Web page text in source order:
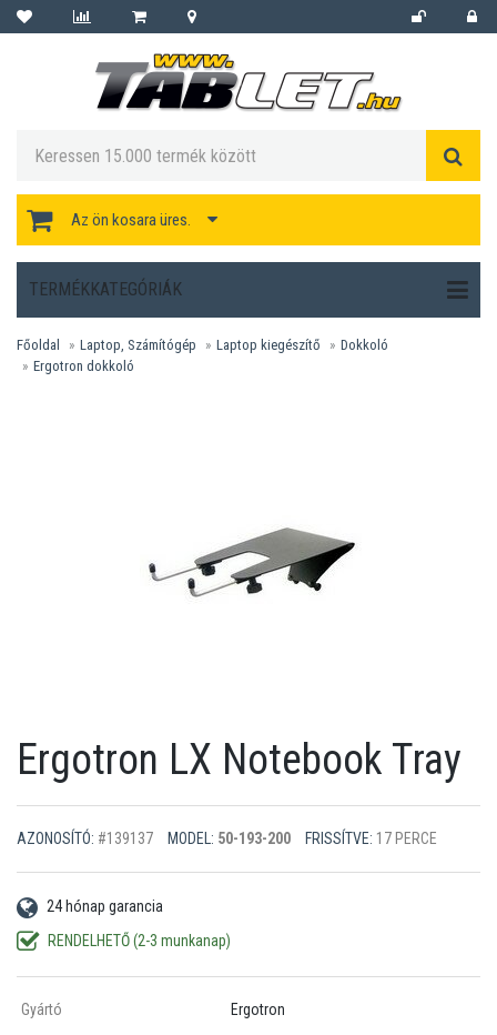
Az ön kosara üres.
TERMÉKKATEGÓRIÁK
Főoldal Laptop, Számítógép Laptop kiegészítő
Dokkoló
Ergotron dokkoló
Ergotron LX Notebook Tray
AZONOSÍTÓ: #139137 MODEL: 50-193-200 FRISSÍTVE: 17 PERCE
24 hónap garancia
RENDELHETŐ (2-3 munkanap)
Gyártó Ergotron